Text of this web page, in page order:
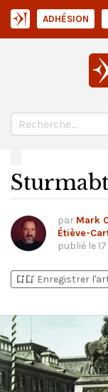
ADHÉSION
par Mark
Étiève-
publié le
bookmark_addbookmark_added Enregistrer